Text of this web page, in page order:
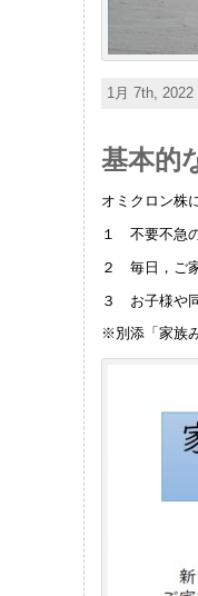
1月 7th, 2022
基本的
オミクロン株
１ 不要不急
２ 毎日，ご
３ お子様や
※別添「家族